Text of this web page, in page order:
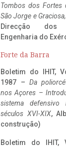
Tombos dos Fortes
São Jorge e Graciosa,
Direcção dos
Engenharia do
Forte da Barra
Boletim do IHIT,
1987 – Da
nos Açores –
sistema
séculos XVI-XIX,
construção)
Boletim do IHIT,